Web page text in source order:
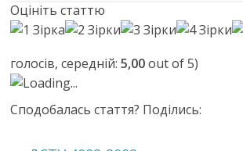
Оцініть статтю
голосів, середній:5,00out of 5)
Loading...
Сподобалась стаття? Поділись: